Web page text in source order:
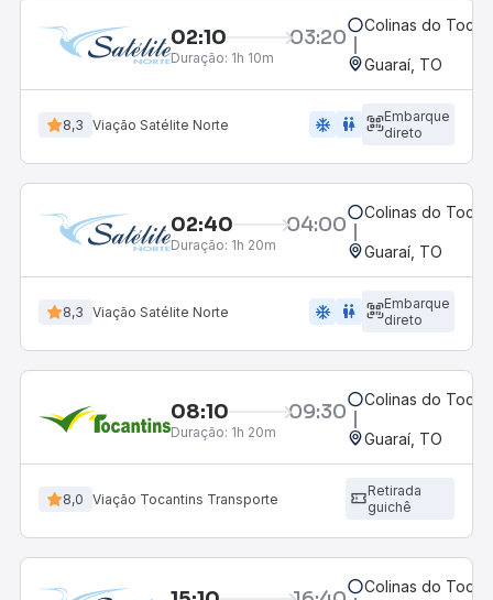
02:10 03:20
Duração: 1h 10m
Colinas do
Guaraí, TO
8,3 Viação Satélite Norte ac_unit wc
Embarque
direto
02:40 04:00
Duração: 1h 20m
Colinas do
Guaraí, TO
8,3 Viação Satélite Norte ac_unit wc
Embarque
direto
08:10 09:30
Duração: 1h 20m
Colinas do
Guaraí, TO
8,0 Viação Tocantins Transporte
Retirada
guichê
Colinas do